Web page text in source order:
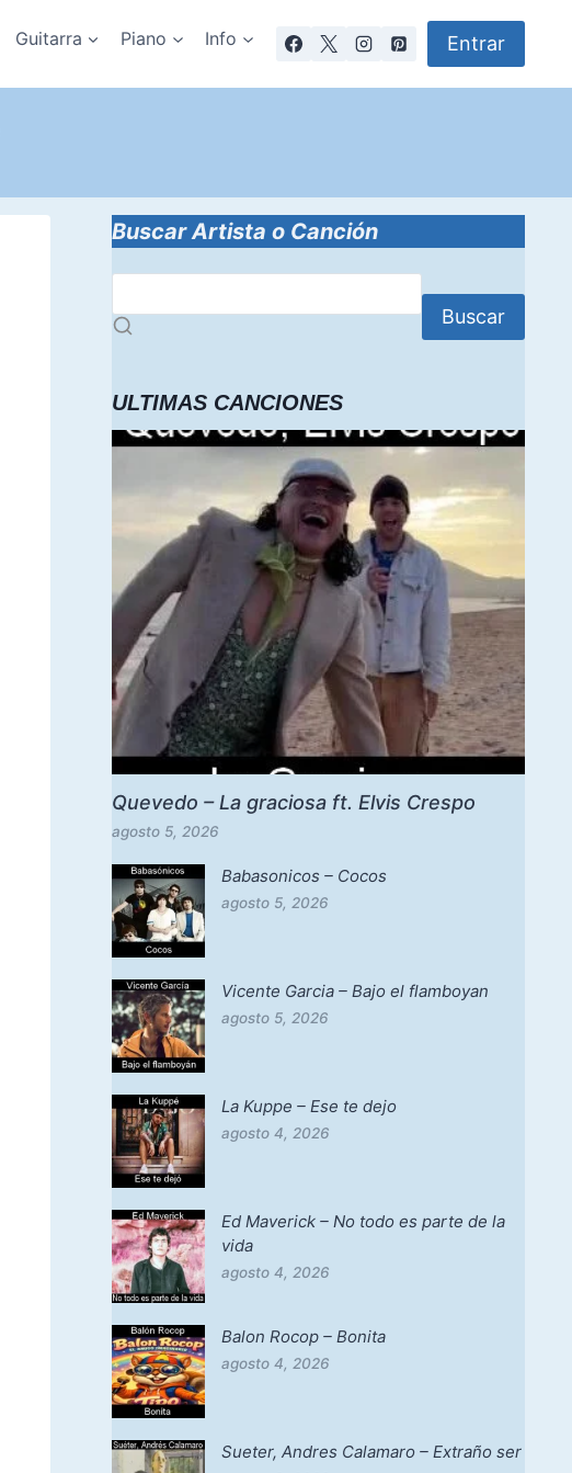
Guitarra Piano Info Entrar
Buscar Artista o Canción
Buscar
ULTIMAS CANCIONES
Quevedo – La graciosa ft. Elvis Crespo
agosto 5, 2026
Babasonicos – Cocos
agosto 5, 2026
Vicente Garcia – Bajo el flamboyan
agosto 5, 2026
La Kuppe – Ese te dejo
agosto 4, 2026
Ed Maverick – No todo es parte de la
vida
agosto 4, 2026
Balon Rocop – Bonita
agosto 4, 2026
Sueter, Andres Calamaro – Extraño ser